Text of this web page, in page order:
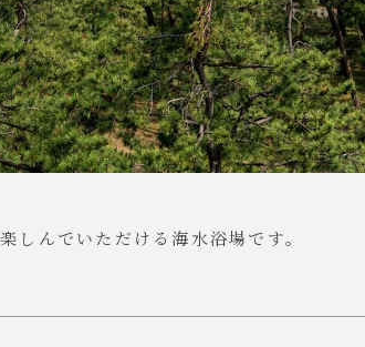
んでいただける海水浴場です。